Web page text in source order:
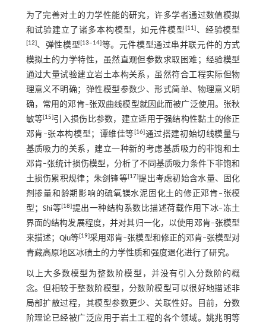
为了完善对土的力学性能的研究，许多学者通过数值模拟
和试验建立了诸多本构模型，如元件模型 [11]、经验模型
[12]、弹性模型[13‒14]等。元件模型通过串并联元件的方式
模拟土的力学特性，虽然直观但参数求取困难；经验模型
通过大量试验建立岩土本构关系，虽然符合工程实际但物
理意义不明确；弹性模型参数少、形式简单、物理意义明
确，常用的邓肯‒张双曲线模型就因此而被广泛使用。张秋
敏等[15]引入损伤比参数，建立适用于强结构性黏土的修正
邓肯‒张本构模型；谭维佳等[16]通过搭建初始切线模量与
基质吸力的关系，建立一种新的考虑基质吸力的非饱和土
邓肯‒张统计损伤模型，分析了不同基质吸力条件下非饱和
土损伤累积规律；朱剑锋等[17]提出考虑初始含水量、固化
剂掺量和龄期影响的硫氧镁水泥固化土的修正邓肯‒张模
型；Shi等[18]提出一种结构系数比描述荷载作用下冰‒冻土
界面的结构发展程度，并对其归一化，以使用邓肯‒张模型
来描述；Qiu等[19]采用邓肯‒张模型和修正的邓肯‒张模型对
青藏高原地区冰碛土的力学性质和强度退化进行了研究。
以上大多数模型为整数阶模型，并没有引入分数阶的概
念。但相较于整数阶模型，分数阶模型可以很好地描述非
局部扩散过程，其模型参数更少、关联性好。目前，分数
阶理论已经被广泛应用于岩土工程的各个领域。姚兆明等